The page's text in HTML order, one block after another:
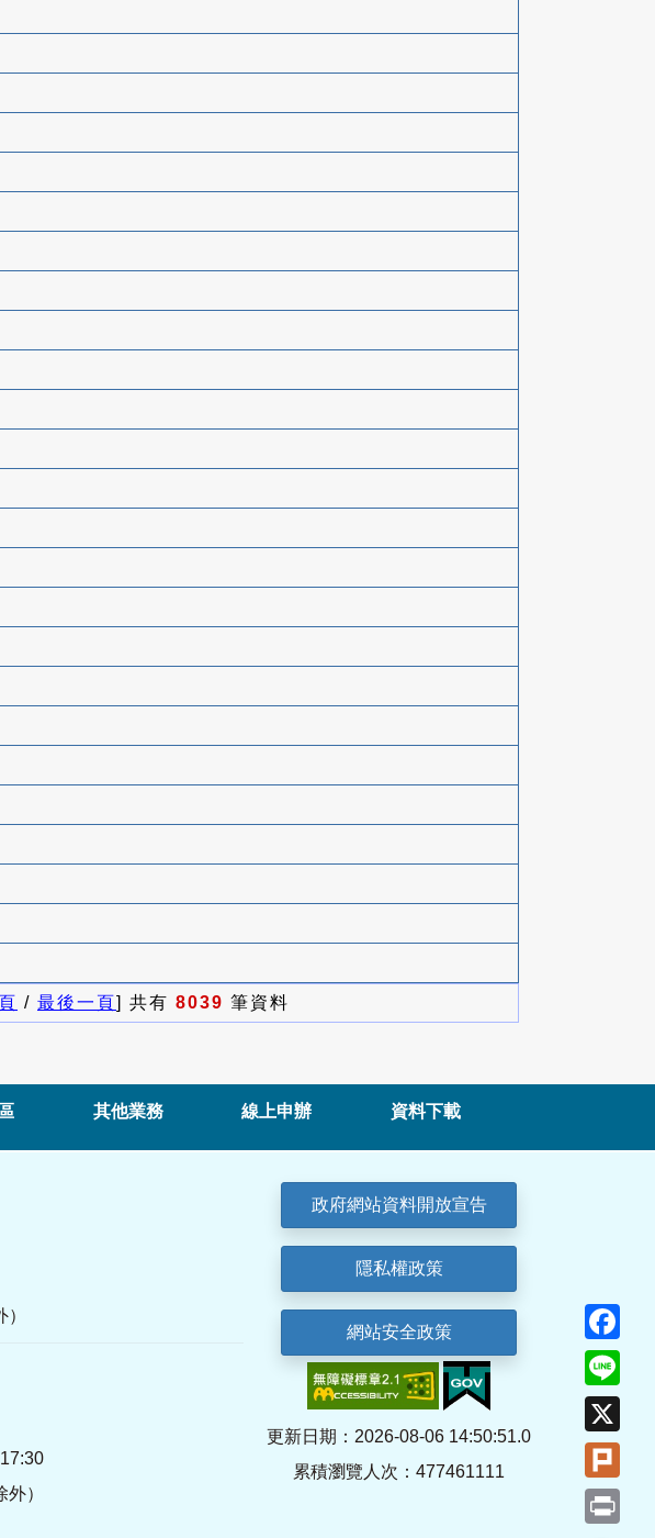
/ 最後一頁] 共有 8039 筆資料
其他業務 線上申辦 資料下載
）
政府網站資料開放宣告
隱私權政策
網站安全政策
更新日期：2026-08-06 14:50:51.0
累積瀏覽人次：477461111